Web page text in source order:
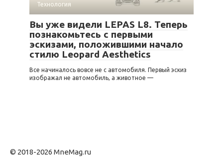
Технология
Вы уже видели LEPAS L8. Теперь
познакомьтесь с первыми
эскизами, положившими начало
стилю Leopard Aesthetics
Все начиналось вовсе не с автомобиля. Первый эскиз
изображал не автомобиль, а животное —
© 2018-2026 MneMag.ru